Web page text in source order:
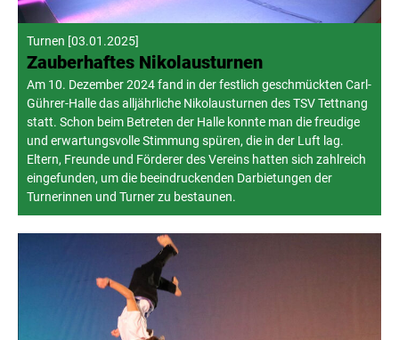
Turnen [03.01.2025]
Zauberhaftes Nikolausturnen
Am 10. Dezember 2024 fand in der festlich geschmückten Carl-
Gührer-Halle das alljährliche Nikolausturnen des TSV Tettnang
statt. Schon beim Betreten der Halle konnte man die freudige
und erwartungsvolle Stimmung spüren, die in der Luft lag.
Eltern, Freunde und Förderer des Vereins hatten sich zahlreich
eingefunden, um die beeindruckenden Darbietungen der
Turnerinnen und Turner zu bestaunen.